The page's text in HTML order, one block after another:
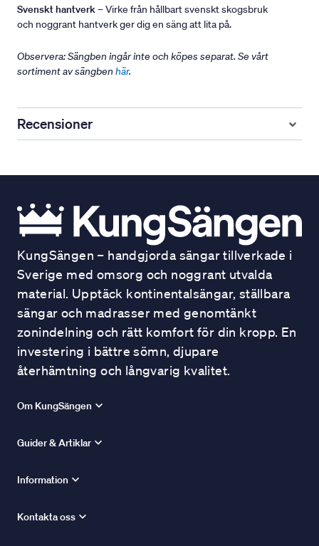
Svenskt hantverk– Virke från hållbart svenskt skogsbruk
och noggrant hantverk ger dig en säng att lita på.
Observera: Sängben ingår inte och köpes separat. Se vårt
sortiment av sängben här.
Recensioner
KungSängen – handgjorda sängar tillverkade i
Sverige med omsorg och noggrant utvalda
material. Upptäck kontinentalsängar, ställbara
sängar och madrasser med genomtänkt
zonindelning och rätt komfort för din kropp. En
investering i bättre sömn, djupare
återhämtning och långvarig kvalitet.
Om KungSängen
Guider & Artiklar
Information
Kontakta oss